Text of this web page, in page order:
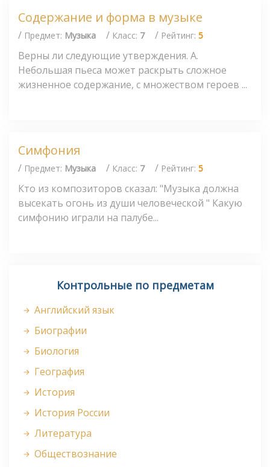
Содержание и форма в музыке
/ Предмет: Музыка / Класс: 7 / Рейтинг: 5
Верны ли следующие утверждения. А.
Небольшая пьеса может раскрыть сложное
жизненное содержание, с множеством героев ...
Симфония
/ Предмет: Музыка / Класс: 7 / Рейтинг: 5
Кто из композиторов сказал: "Музыка должна
высекать огонь из души человеческой " Какую
симфонию играли на палубе...
Контрольные по предметам
Английский язык
Биографии
Биология
География
История
История России
Литература
Обществознание